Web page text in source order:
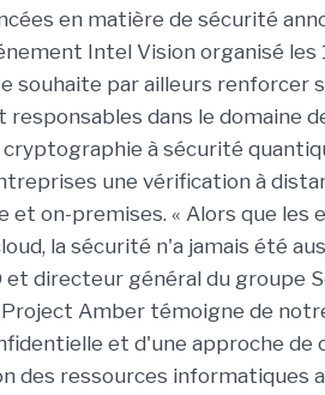
en matière de sécurité
Intel Vision organisé les
souhaite par ailleurs renforcer
dans le domaine
à sécurité
une vérification à
et on-premises. « Alors que
la sécurité n'a jamais été
et directeur général du groupe
Project Amber témoigne de
et d'une approche de
des ressources informatiques